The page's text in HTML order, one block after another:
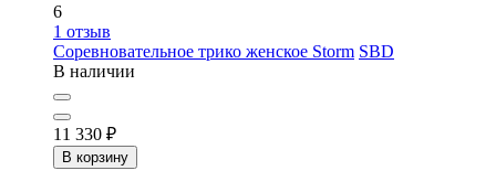
6
1 отзыв
Соревновательное трико женское Storm SBD
В наличии
11 330 ₽
В корзину